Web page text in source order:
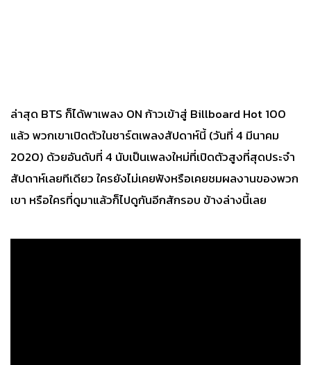
ล่าสุด BTS ก็ได้พาเพลง ON ก้าวเข้าสู่ Billboard Hot 100
แล้ว พวกเขาเปิดตัวในชาร์ตเพลงสัปดาห์นี้ (วันที่ 4 มีนาคม
2020) ด้วยอันดับที่ 4 นับเป็นเพลงใหม่ที่เปิดตัวสูงที่สุดประจำ
สัปดาห์เลยทีเดียว ใครยังไม่เคยฟังหรือเคยชมผลงานของพวก
เขา หรือใครที่ดูมาแล้วก็ไปดูกันอีกสักรอบ ข้างล่างนี้เลย